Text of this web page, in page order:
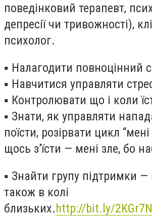
поведінковий терапевт,
депресії чи тривожності),
психолог.
▪️ Налагодити повноцінний
▪️ Навчитися управляти
▪️ Контролювати що і коли
▪️ Знати, як управляти
поїсти, розірвати цикл
щось з’їсти — мені зле, бо
▪️ Знайти групу підтримки —
також в колі
близьких.http://bit.ly/